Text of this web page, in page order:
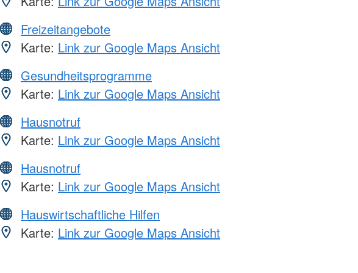
Freizeitangebote
Karte: Link zur Google Maps Ansicht
Gesundheitsprogramme
Karte: Link zur Google Maps Ansicht
Hausnotruf
Karte: Link zur Google Maps Ansicht
Hausnotruf
Karte: Link zur Google Maps Ansicht
Hauswirtschaftliche Hilfen
Karte: Link zur Google Maps Ansicht